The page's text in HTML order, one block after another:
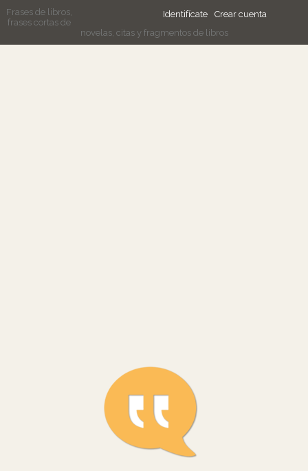
Identifícate Crear cuenta
Frases de libros,
frases cortas de
novelas, citas y fragmentos de libros